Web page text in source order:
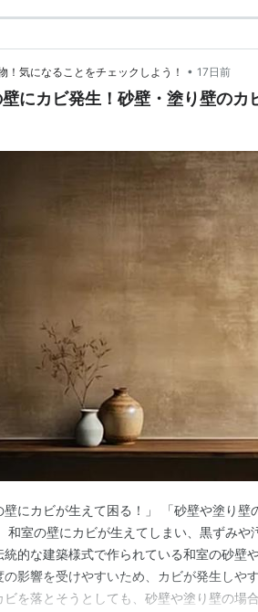
！気になることをチェックしよう！ • 17日前
にカビ発生！砂壁・塗り壁のカ
壁にカビが生えて困る！」 「砂壁や塗り
和室の壁にカビが生えてしまい、黒ずみや
統的な建築様式で作られている和室の砂壁
の影響を受けやすいため、カビが発生しや
ビを落とそうとしても、砂壁や塗り壁の場